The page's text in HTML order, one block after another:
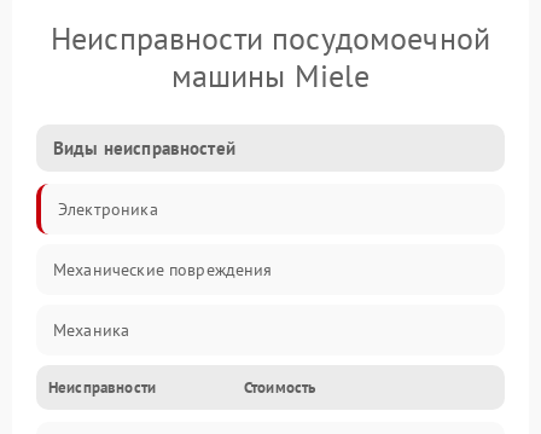
Неисправности посудомоечной
машины Miele
Виды неисправностей
Электроника
Механические повреждения
Механика
Управление
Неисправности Стоимость